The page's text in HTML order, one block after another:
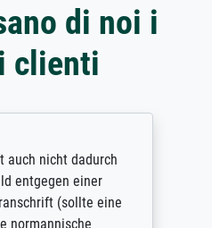
di noi i
clienti
auch nicht dadurch
entgegen einer
(sollte eine
normannische